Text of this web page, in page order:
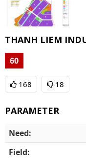
THANH LIEM
60
168 18
PARAMETER
Need:
Field: